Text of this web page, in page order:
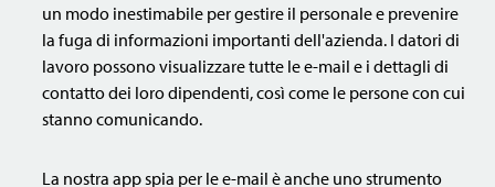
un modo inestimabile per gestire il personale e prevenire
la fuga di informazioni importanti dell'azienda. I datori di
lavoro possono visualizzare tutte le e-mail e i dettagli di
contatto dei loro dipendenti, così come le persone con cui
stanno comunicando.
La nostra app spia per le e-mail è anche uno strumento